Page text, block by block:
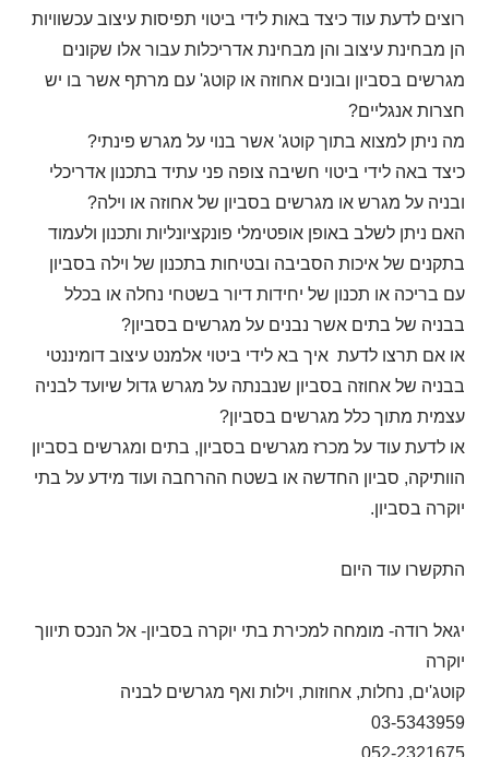
רוצים לדעת עוד כיצד באות לידי ביטוי תפיסות עיצוב עכשוויות
הן מבחינת עיצוב והן מבחינת אדריכלות עבור אלו שקונים
מגרשים בסביון ובונים אחוזה או קוטג' עם מרתף אשר בו יש
חצרות אנגליים?
מה ניתן למצוא בתוך קוטג' אשר בנוי על מגרש פינתי?
כיצד באה לידי ביטוי חשיבה צופה פני עתיד בתכנון אדריכלי
ובניה על מגרש או מגרשים בסביון של אחוזה או וילה?
האם ניתן לשלב באופן אופטימלי פונקציונליות ותכנון ולעמוד
בתקנים של איכות הסביבה ובטיחות בתכנון של וילה בסביון
עם בריכה או תכנון של יחידות דיור בשטחי נחלה או בכלל
בבניה של בתים אשר נבנים על מגרשים בסביון?
או אם תרצו לדעת איך בא לידי ביטוי אלמנט עיצוב דומיננטי
בבניה של אחוזה בסביון שנבנתה על מגרש גדול שיועד לבניה
עצמית מתוך כלל מגרשים בסביון?
או לדעת עוד על מכרז מגרשים בסביון, בתים ומגרשים בסביון
הוותיקה, סביון החדשה או בשטח ההרחבה ועוד מידע על בתי
יוקרה בסביון.
התקשרו עוד היום
יגאל רודה- מומחה למכירת בתי יוקרה בסביון- אל הנכס תיווך
יוקרה
קוטג'ים, נחלות, אחוזות, וילות ואף מגרשים לבניה
03-5343959
052-2321675